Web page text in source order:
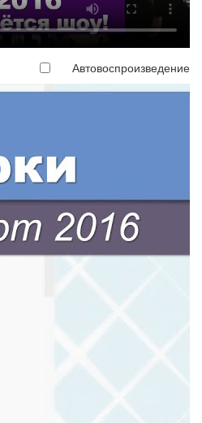
Автовоспроизведение